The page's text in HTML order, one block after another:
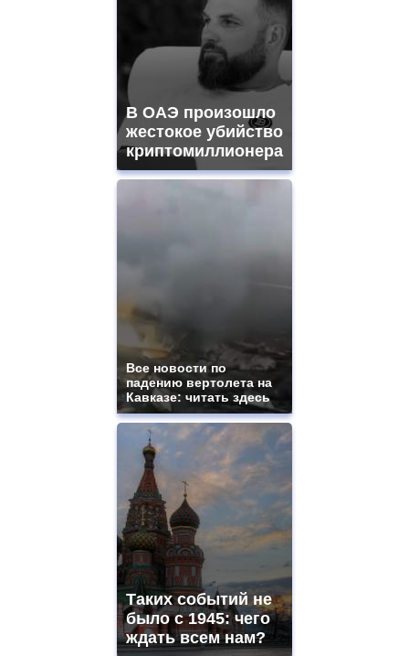
В ОАЭ произошло
жестокое убийство
криптомиллионера
Все новости по
падению вертолета на
Кавказе: читать здесь
Таких событий не
было с 1945: чего
ждать всем нам?